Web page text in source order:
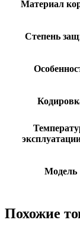
Материал
Степень
Модель
Похожие